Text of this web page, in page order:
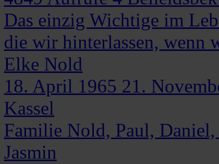
Das einzig Wichtige im
die wir hinterlassen, wenn
Elke Nold
18. April 1965 21.
Kassel
Familie Nold, Paul,
Jasmin